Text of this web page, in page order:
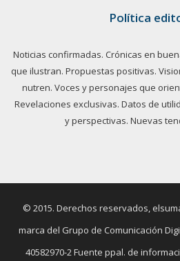
Política
Noticias confirmadas. Crónicas en
que ilustran. Propuestas positivas.
nutren. Voces y personajes que
Revelaciones exclusivas. Datos de
y perspectivas. Nuevas
© 2015. Derechos reservados,
marca del Grupo de Comunicación
40582970-2 Fuente ppal. de